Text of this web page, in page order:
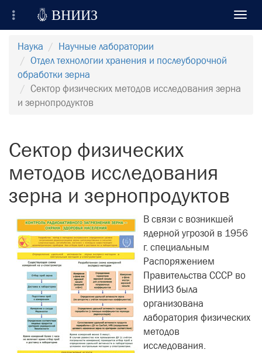
Всероссийский Научно-Исследовательский
Институт Зерна и продуктов его переработки
Регистрация
Вход на сайт
 ВНИИЗ
Наука
Научные лаборатории
Отдел технологии хранения и послеуборочной
обработки зерна
Сектор физических методов исследования зерна
и зернопродуктов
Сектор физических
методов исследования
зерна и зернопродуктов
В связи с возникшей
ядерной угрозой в 1956
г. специальным
Распоряжением
Правительства СССР во
ВНИИЗ была
организована
лаборатория физических
методов
исследования.